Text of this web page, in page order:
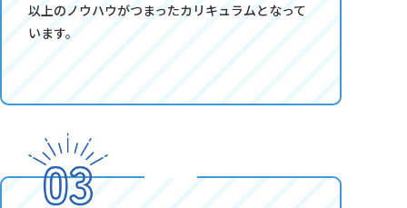
以上のノウハウがつまったカリキュラムとなって
います。